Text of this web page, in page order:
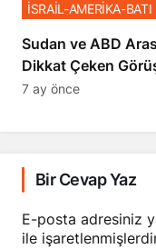
Sudan ve ABD
Dikkat Çeken
İSRAİL-AMERİKA-BATI
7 ay önce
Bir Cevap Yaz
E-posta adresiniz
ile